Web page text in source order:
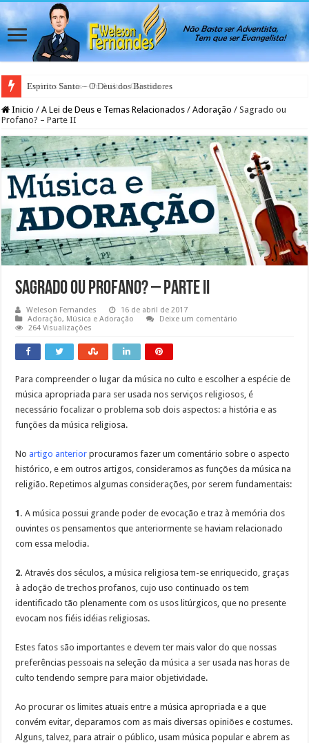
Espirito Santo – O Deus dos Bastidores
Inicio / A Lei de Deus e Temas Relacionados / Adoração / Sagrado ou
Profano? – Parte II
Sagrado ou Profano? – Parte II
Weleson Fernandes
16 de abril de 2017
Adoração, Música e Adoração
Deixe um comentário
264 Visualizações
Para compreender o lugar da música no culto e escolher a espécie de
música apropriada para ser usada nos serviços religiosos, é
necessário focalizar o problema sob dois aspectos: a história e as
funções da música religiosa.
No artigo anterior procuramos fazer um comentário sobre o aspecto
histórico, e em outros artigos, consideramos as funções da música na
religião. Repetimos algumas considerações, por serem fundamentais:
1. A música possui grande poder de evocação e traz à memória dos
ouvintes os pensamentos que anteriormente se haviam relacionado
com essa melodia.
2. Através dos séculos, a música religiosa tem-se enriquecido, graças
à adoção de trechos profanos, cujo uso continuado os tem
identificado tão plenamente com os usos litúrgicos, que no presente
evocam nos fiéis idéias religiosas.
Estes fatos são importantes e devem ter mais valor do que nossas
preferências pessoais na seleção da música a ser usada nas horas de
culto tendendo sempre para maior objetividade.
Ao procurar os limites atuais entre a música apropriada e a que
convém evitar, deparamos com as mais diversas opiniões e costumes.
Alguns, talvez, para atrair o público, usam música popular e abrem as